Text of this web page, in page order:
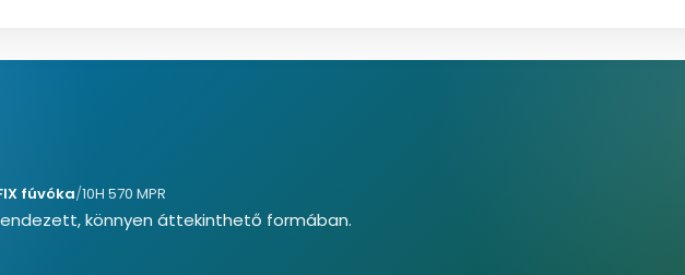
fúvóka/10H 570 MPR
könnyen áttekinthető formában.